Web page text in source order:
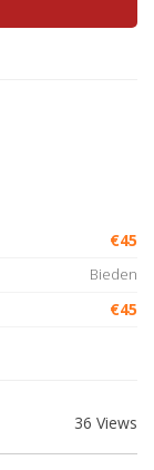
€45
Bieden
€45
36 Views